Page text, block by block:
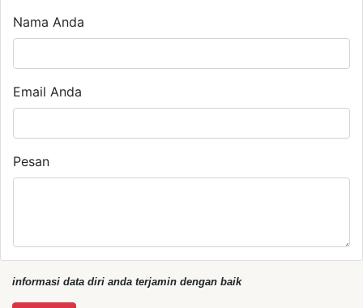
Nama Anda
Email Anda
Pesan
informasi data diri anda terjamin dengan baik